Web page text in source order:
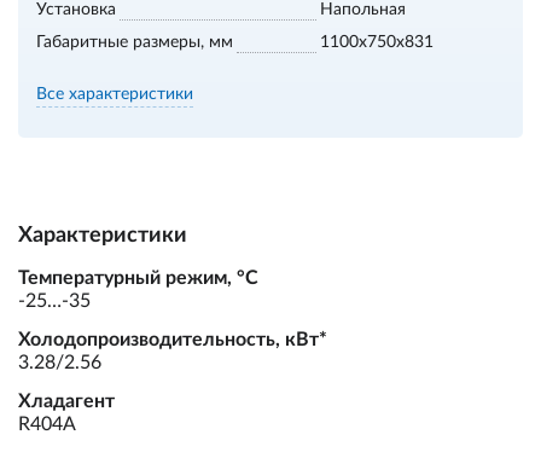
Установка
Напольная
Габаритные размеры, мм
1100х750х831
Все характеристики
Характеристики
Температурный режим, °С
-25…-35
Холодопроизводительность, кВт*
3.28/2.56
Хладагент
R404A